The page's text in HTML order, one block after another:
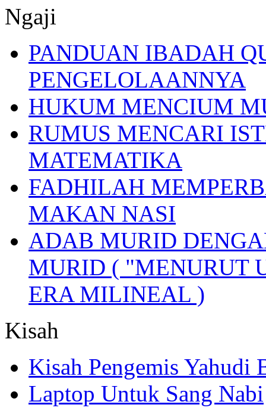
Ngaji
PANDUAN IBADAH
PENGELOLAANNYA
HUKUM MENCIUM
RUMUS MENCARI
MATEMATIKA
FADHILAH
MAKAN NASI
ADAB MURID
MURID ( "MENURUT
ERA MILINEAL )
Kisah
Kisah Pengemis Yahudi
Laptop Untuk Sang Nabi